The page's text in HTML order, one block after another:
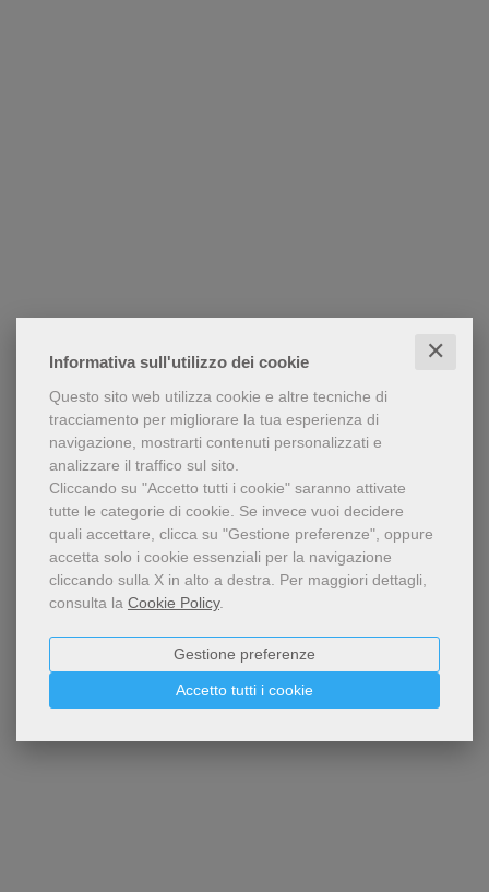
Informativa sull'utilizzo dei cookie ✕
Questo sito web utilizza cookie e altre tecniche di
tracciamento per migliorare la tua esperienza di
navigazione, mostrarti contenuti personalizzati e
analizzare il traffico sul sito.
Cliccando su "Accetto tutti i cookie" saranno attivate
tutte le categorie di cookie. Se invece vuoi decidere
quali accettare, clicca su "Gestione preferenze", oppure
accetta solo i cookie essenziali per la navigazione
cliccando sulla X in alto a destra. Per maggiori dettagli,
consulta la Cookie Policy.
Accetto tutti i cookie
Gestione preferenze